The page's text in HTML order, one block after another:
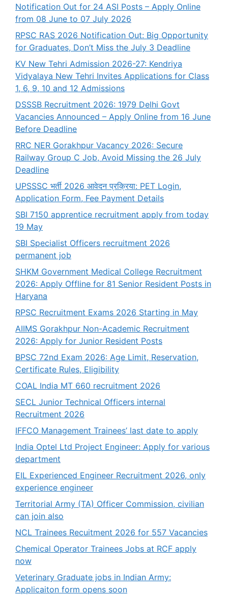
Notification Out for 24 ASI Posts – Apply Online
from 08 June to 07 July 2026
RPSC RAS 2026 Notification Out: Big Opportunity
for Graduates, Don’t Miss the July 3 Deadline
KV New Tehri Admission 2026-27: Kendriya
Vidyalaya New Tehri Invites Applications for Class
1, 6, 9, 10 and 12 Admissions
DSSSB Recruitment 2026: 1979 Delhi Govt
Vacancies Announced – Apply Online from 16 June
Before Deadline
RRC NER Gorakhpur Vacancy 2026: Secure
Railway Group C Job, Avoid Missing the 26 July
Deadline
UPSSSC भर्ती 2026 आवेदन प्रक्रिया: PET Login,
Application Form, Fee Payment Details
SBI 7150 apprentice recruitment apply from today
19 May
SBI Specialist Officers recruitment 2026
permanent job
SHKM Government Medical College Recruitment
2026: Apply Offline for 81 Senior Resident Posts in
Haryana
RPSC Recruitment Exams 2026 Starting in May
AIIMS Gorakhpur Non-Academic Recruitment
2026: Apply for Junior Resident Posts
BPSC 72nd Exam 2026: Age Limit, Reservation,
Certificate Rules, Eligibility
COAL India MT 660 recruitment 2026
SECL Junior Technical Officers internal
Recruitment 2026
IFFCO Management Trainees’ last date to apply
India Optel Ltd Project Engineer: Apply for various
department
EIL Experienced Engineer Recruitment 2026, only
experience engineer
Territorial Army (TA) Officer Commission, civilian
can join also
NCL Trainees Recuitment 2026 for 557 Vacancies
Chemical Operator Trainees Jobs at RCF apply
now
Veterinary Graduate jobs in Indian Army:
Applicaiton form opens soon